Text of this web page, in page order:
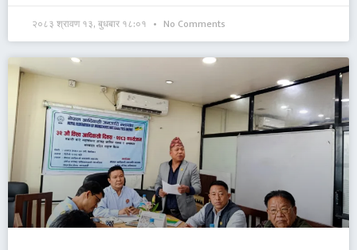
२०८३ श्रावण १३, बुधबार १८:०१ No Comments